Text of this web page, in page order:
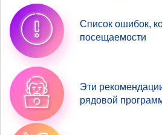
Список ошибок,
посещаемости
Эти
рядовой